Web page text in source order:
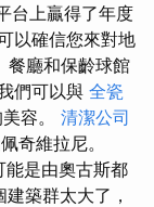
台上贏得了年度
以確信您來對地
餐廳和保齡球館
們可以與 全瓷
容。 清潔公司
奇維拉尼。
是由奧古斯都
建築群太大了，